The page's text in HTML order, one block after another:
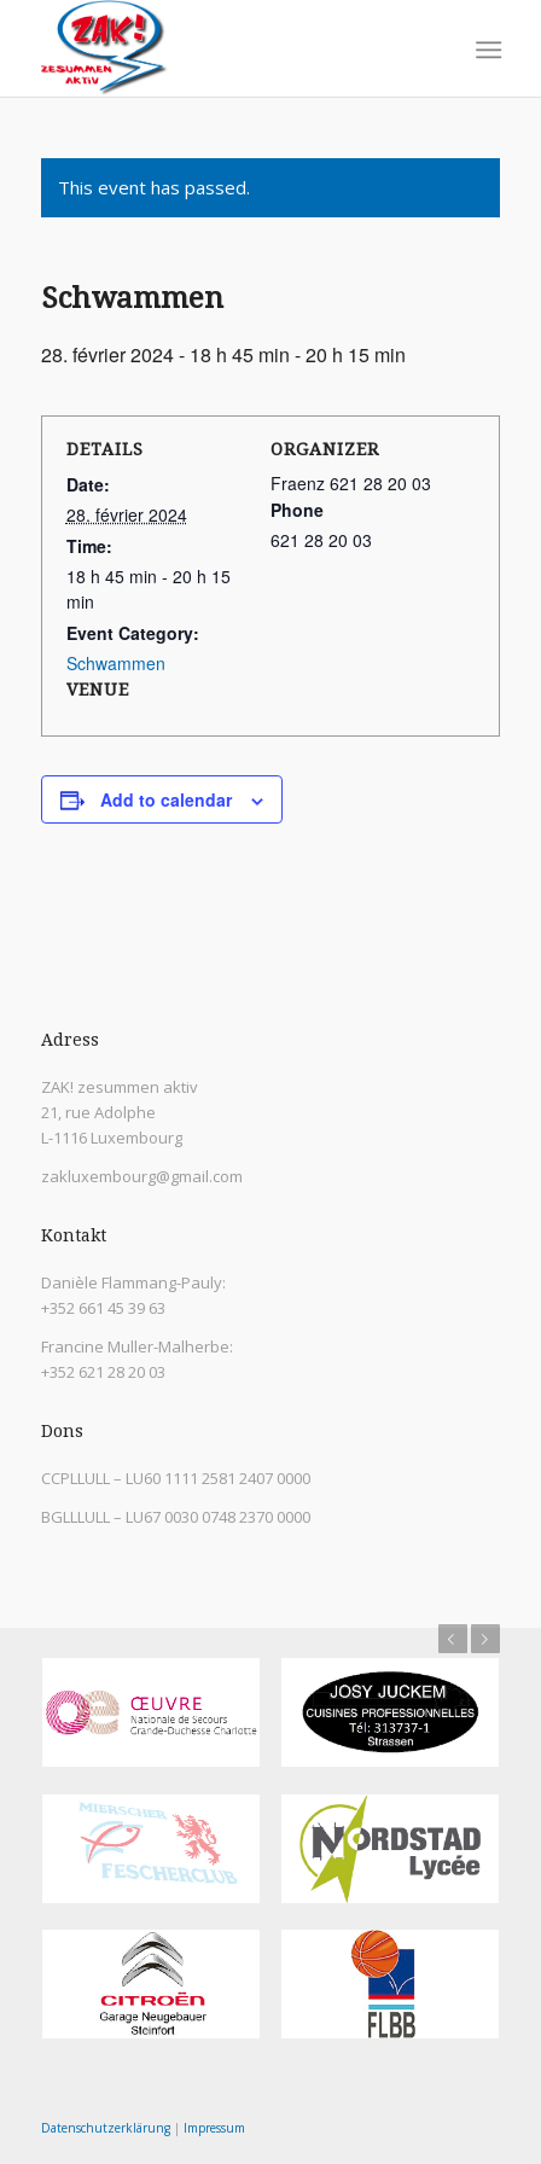
This event has passed.
Schwammen
28. février 2024 - 18 h 45 min -20 h 15 min
DETAILS
Date:
28. février 2024
Time:
18 h 45 min - 20 h 15
min
Event Category:
Schwammen
ORGANIZER
Fraenz 621 28 20 03
Phone
621 28 20 03
VENUE
Add to calendar
Adress
ZAK! zesummen aktiv
21, rue Adolphe
L-1116 Luxembourg
zakluxembourg@gmail.com
Kontakt
Danièle Flammang-Pauly:
+352 661 45 39 63
Francine Muller-Malherbe:
+352 621 28 20 03
Dons
CCPLLULL – LU60 1111 2581 2407 0000
BGLLLULL – LU67 0030 0748 2370 0000
Datenschutzerklärung| Impressum